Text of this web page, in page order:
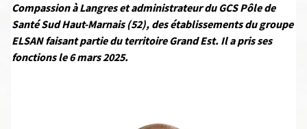
Compassion à Langres et administrateur du GCS Pôle de
Santé Sud Haut-Marnais (52), des établissements du groupe
ELSAN faisant partie du territoire Grand Est. Il a pris ses
fonctions le 6 mars 2025.